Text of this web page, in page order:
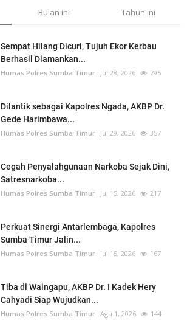
Bulan ini Tahun ini
Sempat Hilang Dicuri, Tujuh Ekor Kerbau
Berhasil Diamankan...
Humas Polres Sumba Timur Jul 28, 2026 795
Dilantik sebagai Kapolres Ngada, AKBP Dr.
Gede Harimbawa...
Humas Polres Sumba Timur Jul 29, 2026 357
Cegah Penyalahgunaan Narkoba Sejak Dini,
Satresnarkoba...
Humas Polres Sumba Timur Jul 15, 2026 217
Perkuat Sinergi Antarlembaga, Kapolres
Sumba Timur Jalin...
Humas Polres Sumba Timur Jul 15, 2026 167
Tiba di Waingapu, AKBP Dr. I Kadek Hery
Cahyadi Siap Wujudkan...
Humas Polres Sumba Timur Agu 1, 2026 144